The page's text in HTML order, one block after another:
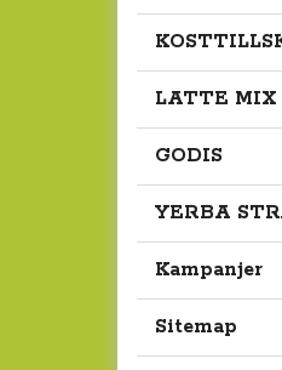
LATTE MIX
GODIS
YERBA
Kampanjer
Sitemap